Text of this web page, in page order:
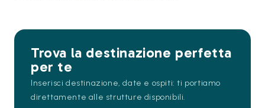
Trova la destinazione perfetta
per te
Inserisci destinazione, date e ospiti: ti portiamo
direttamente alle strutture disponibili.